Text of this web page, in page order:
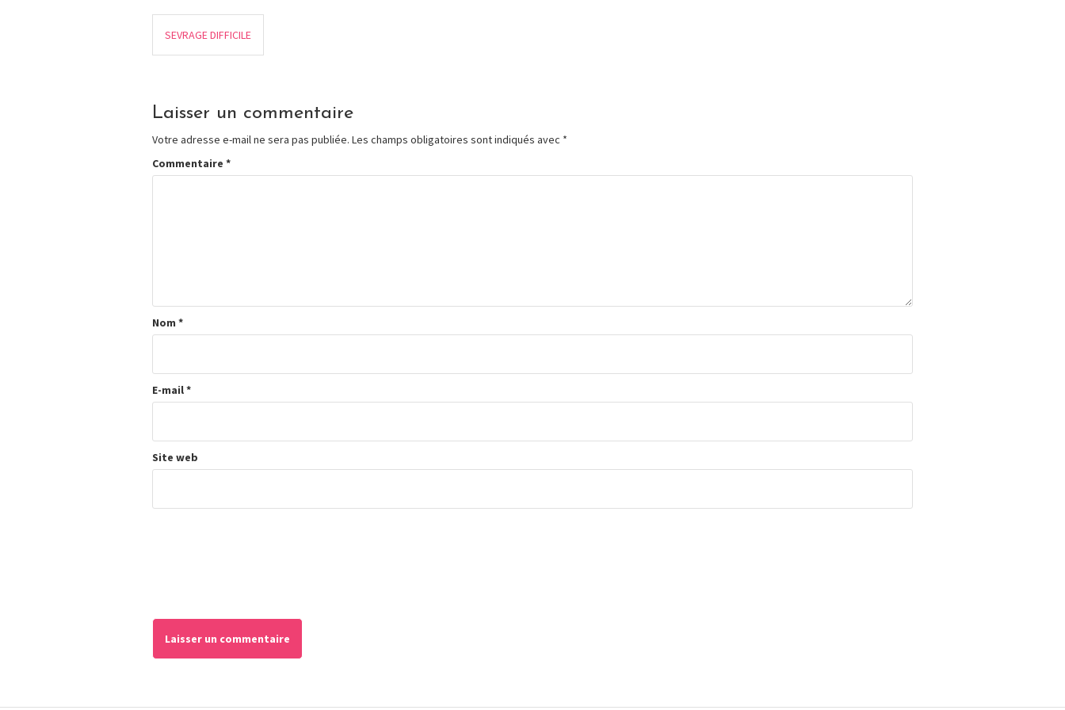
SEVRAGE DIFFICILE
Laisser un commentaire
Votre adresse e-mail ne sera pas publiée. Les champs obligatoires sont indiqués avec *
Commentaire *
Nom *
E-mail*
Site web